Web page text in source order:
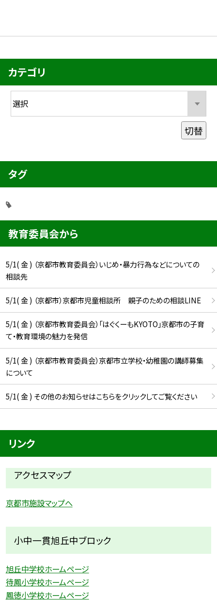
カテゴリ
切替
タグ
教育委員会から
5/1( 金 ) （京都市教育委員会）いじめ・暴力行為などについての
相談先
5/1( 金 ) （京都市）京都市児童相談所 親子のための相談LINE
5/1( 金 ) （京都市教育委員会）「はぐくーもKYOTO」京都市の子育
て・教育環境の魅力を発信
5/1( 金 ) （京都市教育委員会）京都市立学校・幼稚園の講師募集
について
5/1( 金 ) その他のお知らせはこちらをクリックしてご覧ください
リンク
アクセスマップ
京都市施設マップへ
小中一貫旭丘中ブロック
旭丘中学校ホームページ
待鳳小学校ホームページ
鳳徳小学校ホームページ